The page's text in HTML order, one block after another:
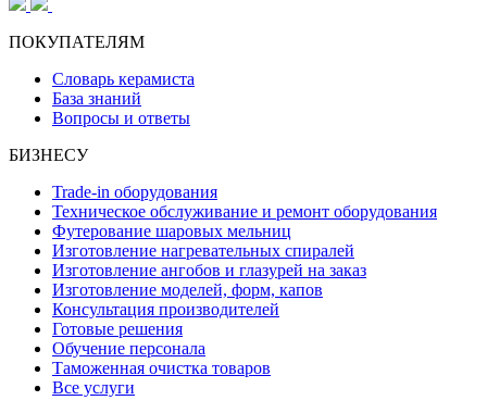
ПОКУПАТЕЛЯМ
Словарь керамиста
База знаний
Вопросы и ответы
БИЗНЕСУ
Trade-in оборудования
Техническое обслуживание и ремонт оборудования
Футерование шаровых мельниц
Изготовление нагревательных спиралей
Изготовление ангобов и глазурей на заказ
Изготовление моделей, форм, капов
Консультация производителей
Готовые решения
Обучение персонала
Таможенная очистка товаров
Все услуги